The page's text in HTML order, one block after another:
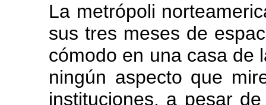
La metrópoli
sus tres meses de
cómodo en una casa de
ningún aspecto que
instituciones, a pesar